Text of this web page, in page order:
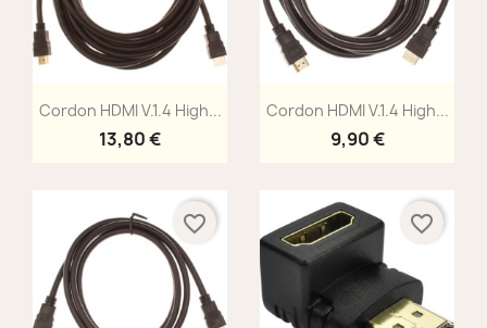
Aperçu rapide
Cordon HDMI V.1.4 High...
13,80 €
Aperçu rapide
Cordon HDMI V.1.4 High...
9,90 €
favorite_border favorite_border